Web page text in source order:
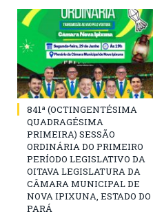
841ª (OCTINGENTÉSIMA
QUADRAGÉSIMA
PRIMEIRA) SESSÃO
ORDINÁRIA DO PRIMEIRO
PERÍODO LEGISLATIVO DA
OITAVA LEGISLATURA DA
CÂMARA MUNICIPAL DE
NOVA IPIXUNA, ESTADO DO
PARÁ